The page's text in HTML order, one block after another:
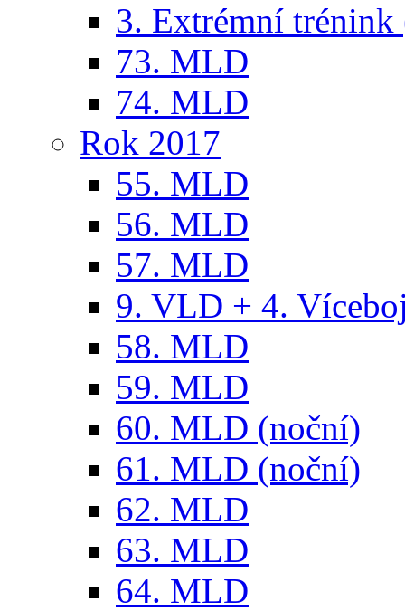
3. Extrémní trénink
73. MLD
74. MLD
Rok 2017
55. MLD
56. MLD
57. MLD
9. VLD + 4.
58. MLD
59. MLD
60. MLD (noční)
61. MLD (noční)
62. MLD
63. MLD
64. MLD